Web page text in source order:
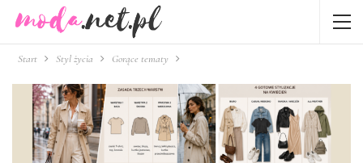
Start Styl życia Gorące tematy